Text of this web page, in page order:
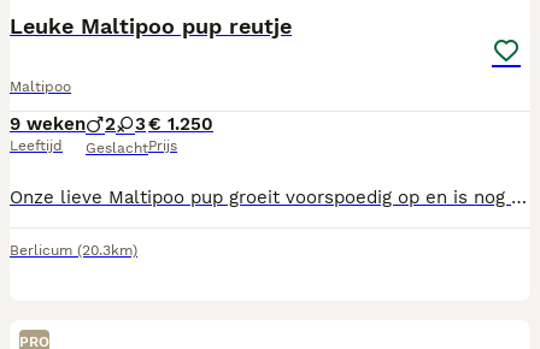
Leuke Maltipoo pup reutje
Maltipoo
9 weken
Leeftijd
2 3
Geslacht
€ 1.250
Prijs
Onze lieve Maltipoo pup groeit voorspoedig op en is nog op zoek naar een warm en liefdevol thuis. Hij is op dit moment nog te jong om te verhuizen, maar mag wel alvast worden gereserveerd. De pup heeft een mooie bruin gestroomde kleur. De moederhond is aanwezig en kan uiteraard worden ontmoet tijdens een kennismaking. De pups krijgen alle zorg en aandacht die ze nodig hebben en zullen, wanneer ze oud genoeg zijn, klaar zijn voor een nieuw avontuur bij hun toekomstige baasjes. Bent u degene die denkt met deze geweldige pup en zijn moeder wil ik kennis komen maken, dan mag u natuurlijk vrijblijvend een afspraak maken. Dan kunt u ons bellen op 06-23721599. (gelieve niet te mailen, smsen/appen) Wij respecteren uw privacy, en zullen daarom niet opnemen wanneer u anoniem belt. Het reutje op foto 1,2,3 ,4 en 5 ( dezelfde pup ) is nog beschikbaar . Als de pups bij ons verhuizen naar een nieuw baasje hebben ze: – Europees paspoort – De benodigde entingen gehad - Ontworming gehad – Een gezondheidsverklaring – Een chip – Een koopovereenkomst met schriftelijke garantie – Geurdoekje – Brokjes voor de eerste week
Berlicum (20.3km)
PRO